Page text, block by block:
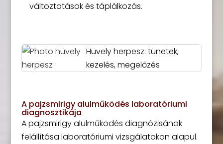
változtatások és táplálkozás.
Hüvely herpesz: tünetek,
kezelés, megelőzés
A pajzsmirigy alulműködés laboratóriumi
diagnosztikája
A pajzsmirigy alulműködés diagnózisának
felállítása laboratóriumi vizsgálatokon alapul.